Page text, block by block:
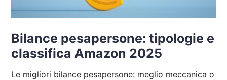
Bilance pesapersone: tipologie e
classifica Amazon 2025
Le migliori bilance pesapersone: meglio meccanica o